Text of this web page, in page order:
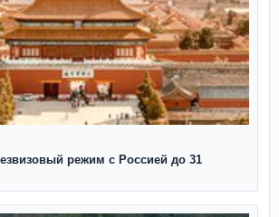
режим с Россией до 31